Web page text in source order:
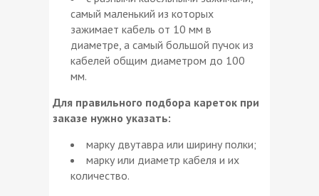
самый маленький из которых
зажимает кабель от 10 мм в
диаметре, а самый большой пучок из
кабелей общим диаметром до 100
мм.
Для правильного подбора кареток при
заказе нужно указать:
марку двутавра или ширину полки;
марку или диаметр кабеля и их
количество.